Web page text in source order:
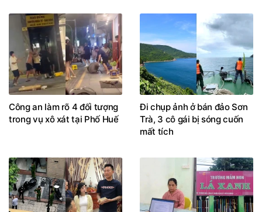
Công an làm rõ 4 đối tượng
trong vụ xô xát tại Phố Huế
Đi chụp ảnh ở bán đảo Sơn
Trà, 3 cô gái bị sóng cuốn
mất tích